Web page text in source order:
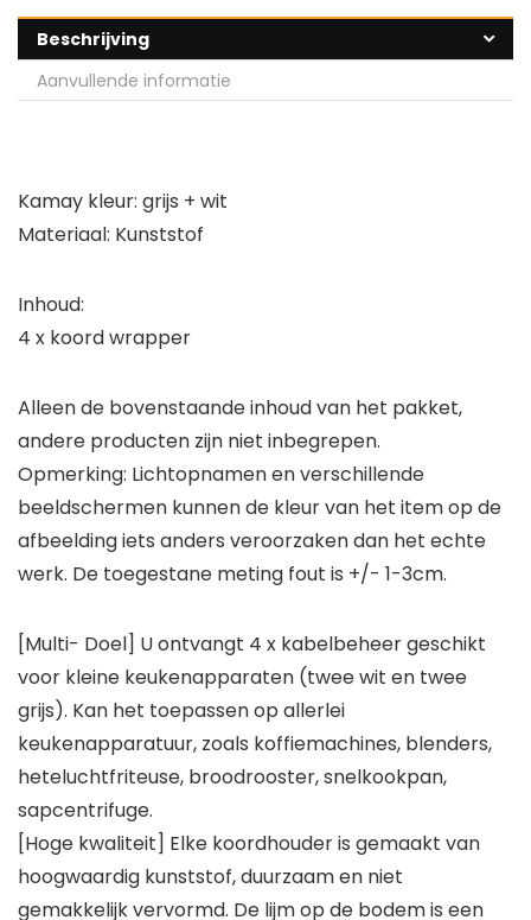
Beschrijving
Aanvullende informatie
Kamay kleur: grijs + wit
Materiaal: Kunststof
Inhoud:
4 x koord wrapper
Alleen de bovenstaande inhoud van het pakket,
andere producten zijn niet inbegrepen.
Opmerking: Lichtopnamen en verschillende
beeldschermen kunnen de kleur van het item op de
afbeelding iets anders veroorzaken dan het echte
werk. De toegestane meting fout is +/- 1-3cm.
[Multi- Doel] U ontvangt 4 x kabelbeheer geschikt
voor kleine keukenapparaten (twee wit en twee
grijs). Kan het toepassen op allerlei
keukenapparatuur, zoals koffiemachines, blenders,
heteluchtfriteuse, broodrooster, snelkookpan,
sapcentrifuge.
[Hoge kwaliteit] Elke koordhouder is gemaakt van
hoogwaardig kunststof, duurzaam en niet
gemakkelijk vervormd. De lijm op de bodem is een